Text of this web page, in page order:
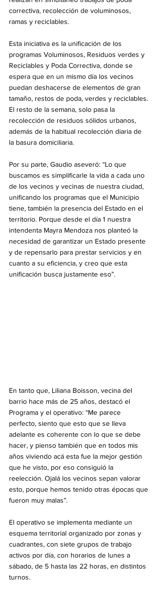
correctiva, recolección de voluminosos,
ramas y reciclables.
Esta iniciativa es la unificación de los
programas Voluminosos, Residuos verdes y
Reciclables y Poda Correctiva, donde se
espera que en un mismo día los vecinos
puedan deshacerse de elementos de gran
tamaño, restos de poda, verdes y reciclables.
El resto de la semana, solo pasa la
recolección de residuos sólidos urbanos,
además de la habitual recolección diaria de
la basura domiciliaria.
Por su parte, Gaudio aseveró: “Lo que
buscamos es simplificarle la vida a cada uno
de los vecinos y vecinas de nuestra ciudad,
unificando los programas que el Municipio
tiene, también la presencia del Estado en el
territorio. Porque desde el día 1 nuestra
intendenta Mayra Mendoza nos planteó la
necesidad de garantizar un Estado presente
y de repensarlo para prestar servicios y en
cuanto a su eficiencia, y creo que esta
unificación busca justamente eso”.
En tanto que, Liliana Boisson, vecina del
barrio hace más de 25 años, destacó el
Programa y el operativo: “Me parece
perfecto, siento que esto que se lleva
adelante es coherente con lo que se debe
hacer, y pienso también que en todos mis
años viviendo acá esta fue la mejor gestión
que he visto, por eso consiguió la
reelección. Ojalá los vecinos sepan valorar
esto, porque hemos tenido otras épocas que
fueron muy malas”.
El operativo se implementa mediante un
esquema territorial organizado por zonas y
cuadrantes, con siete grupos de trabajo
activos por día, con horarios de lunes a
sábado, de 5 hasta las 22 horas, en distintos
turnos.